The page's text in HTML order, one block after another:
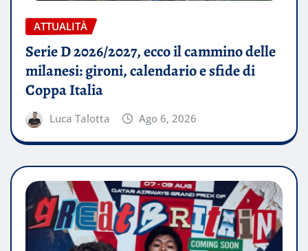
ATTUALITÀ
Serie D 2026/2027, ecco il cammino delle
milanesi: gironi, calendario e sfide di
Coppa Italia
Luca Talotta Ago 6, 2026